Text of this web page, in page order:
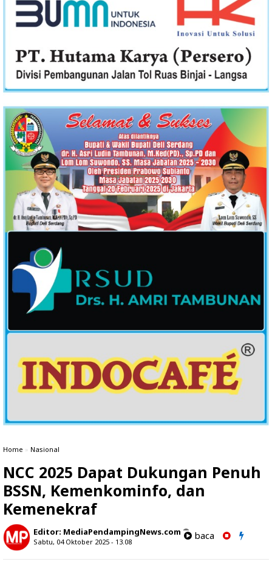
Home » Nasional
NCC 2025 Dapat Dukungan Penuh
BSSN, Kemenkominfo, dan
Kemenekraf
Editor: MediaPendampingNews.com
Sabtu, 04 Oktober 2025 - 13.08
baca